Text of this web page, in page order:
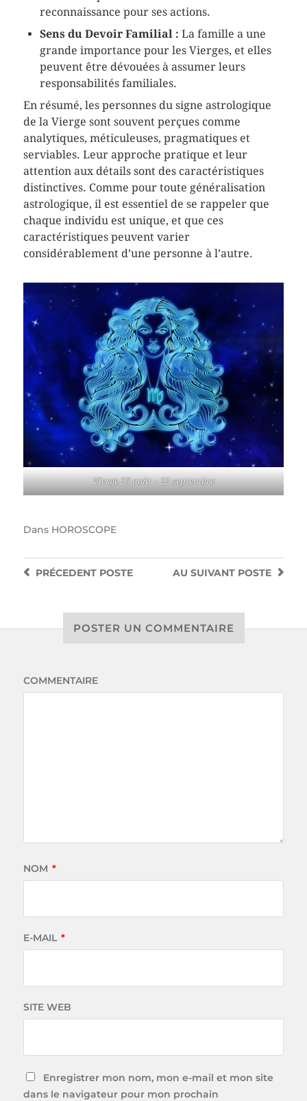
reconnaissance pour ses actions.
Sens du Devoir Familial : La famille a une
grande importance pour les Vierges, et elles
peuvent être dévouées à assumer leurs
responsabilités familiales.
En résumé, les personnes du signe astrologique
de la Vierge sont souvent perçues comme
analytiques, méticuleuses, pragmatiques et
serviables. Leur approche pratique et leur
attention aux détails sont des caractéristiques
distinctives. Comme pour toute généralisation
astrologique, il est essentiel de se rappeler que
chaque individu est unique, et que ces
caractéristiques peuvent varier
considérablement d’une personne à l’autre.
Vierge 23 août – 22 septembre
Dans HOROSCOPE
AU SUIVANT POSTE
PRÉCEDENTPOSTE
POSTER UN COMMENTAIRE
COMMENTAIRE
NOM *
E-MAIL *
SITE WEB
Enregistrer mon nom, mon e-mail et mon site
dans le navigateur pour mon prochain